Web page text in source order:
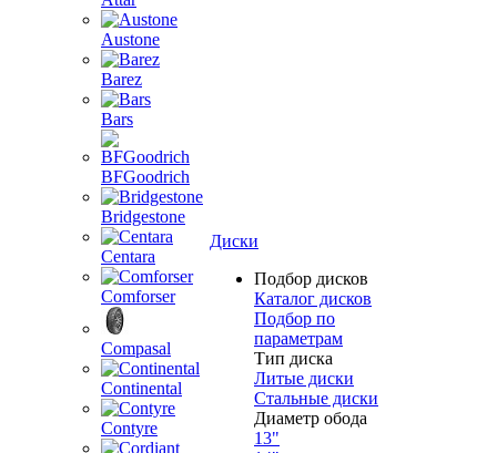
Austone
Barez
Bars
BFGoodrich
Bridgestone
Centara
Comforser
Compasal
Continental
Contyre
Диски
Подбор дисков
Каталог дисков
Подбор по
параметрам
Тип диска
Литые диски
Стальные диски
Диаметр обода
13"